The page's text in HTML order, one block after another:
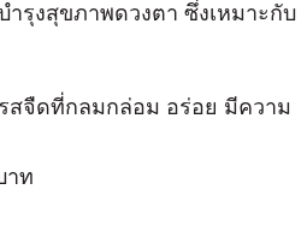
รุงสุขภาพดวงตา ซึ่งเหมาะกับ
สจืดที่กลมกล่อม อร่อย มีความ
าท